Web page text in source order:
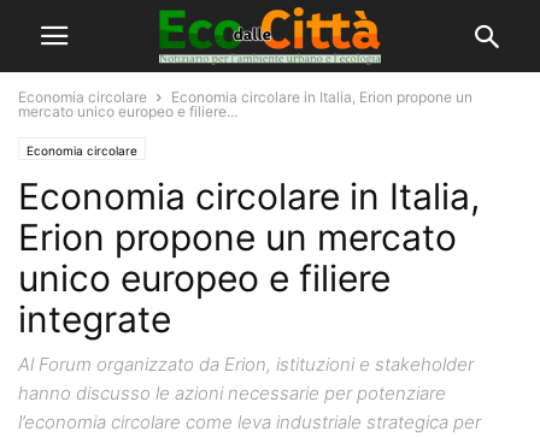
Economia circolare
Economia circolare in Italia, Erion propone un
mercato unico europeo e filiere...
Economia circolare
Economia circolare in Italia,
Erion propone un mercato
unico europeo e filiere
integrate
Al Forum organizzato da Erion, istituzioni e stakeholder
hanno discusso le azioni necessarie per potenziare
l’economia circolare come leva industriale strategica per